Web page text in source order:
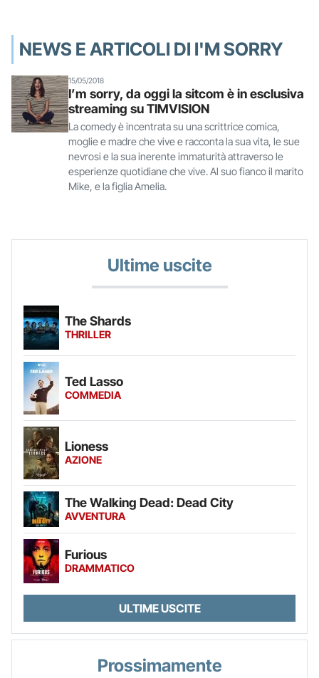
NEWS E ARTICOLI DI I'M SORRY
15/05/2018
I’m sorry, da oggi la sitcom è in esclusiva
streaming su TIMVISION
La comedy è incentrata su una scrittrice comica,
moglie e madre che vive e racconta la sua vita, le sue
nevrosi e la sua inerente immaturità attraverso le
esperienze quotidiane che vive. Al suo fianco il marito
Mike, e la figlia Amelia.
Ultime uscite
The Shards
THRILLER
Ted Lasso
COMMEDIA
Lioness
AZIONE
The Walking Dead: Dead City
AVVENTURA
Furious
DRAMMATICO
ULTIME USCITE
Prossimamente